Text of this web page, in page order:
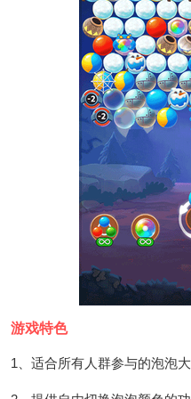
游戏特色
1、适合所有人群参与的泡泡